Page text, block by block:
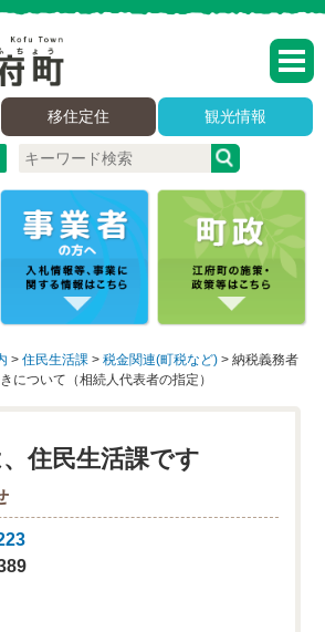
移住定住 観光情報
>住民生活課 >税金関連(町税など) >納税義務者
について（相続人代表者の指定）
住民生活課です